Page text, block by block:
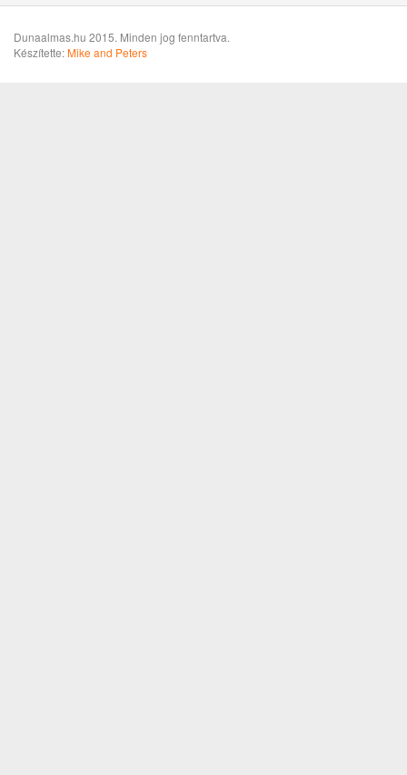
Dunaalmas.hu 2015. Minden jog fenntartva.
Készítette:Mike and Peters